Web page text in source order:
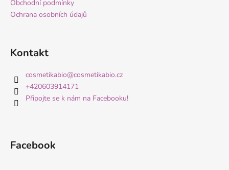
Obchodní podmínky
Ochrana osobních údajů
Kontakt
cosmetikabio@cosmetikabio.cz
+420603914171
Připojte se k nám na Facebooku!
Facebook